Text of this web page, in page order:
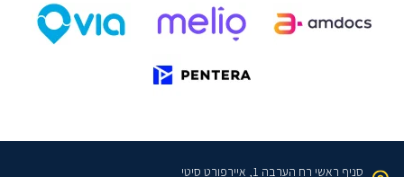
סניף ראשי רח הערבה 1, איירפורט סיטי